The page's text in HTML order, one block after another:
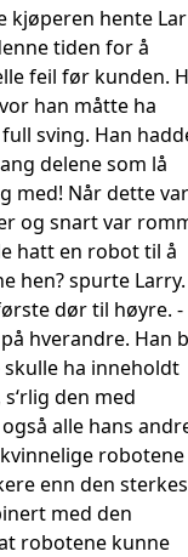
kjøperen hente
tiden for å
feil før kunden.
han måtte ha
sving. Han
delene som lå
med! Når dette var
og snart var
hatt en robot til å
hen? spurte
dør til høyre. -
hverandre. Han
ha inneholdt
den med
alle hans
robotene
enn den
med den
robotene kunne